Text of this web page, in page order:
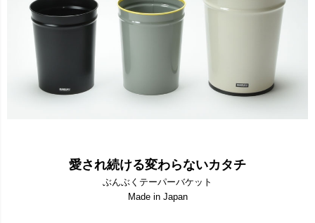
愛され続ける変わらないカタチ
ぶんぶくテーパーバケット
Made in Japan